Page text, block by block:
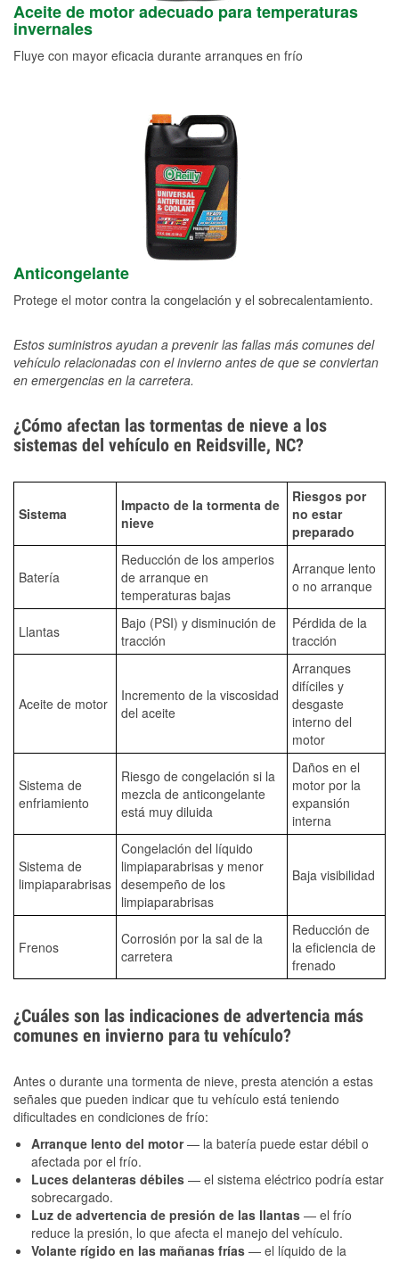
Aceite de motor adecuado para temperaturas
invernales
Fluye con mayor eficacia durante arranques en frío
Anticongelante
Protege el motor contra la congelación y el sobrecalentamiento.
Estos suministros ayudan a prevenir las fallas más comunes del
vehículo relacionadas con el invierno antes de que se conviertan
en emergencias en la carretera.
¿Cómo afectan las tormentas de nieve a los
sistemas del vehículo en Reidsville, NC?
Sistema
Impacto de la tormenta de
nieve
Riesgos por
no estar
preparado
Batería
Reducción de los amperios
de arranque en
temperaturas bajas
Arranque lento
o no arranque
Llantas
Bajo (PSI) y disminución de
tracción
Pérdida de la
tracción
Aceite de motor
Incremento de la viscosidad
del aceite
Arranques
difíciles y
desgaste
interno del
motor
Sistema de
enfriamiento
Riesgo de congelación si la
mezcla de anticongelante
está muy diluida
Daños en el
motor por la
expansión
interna
Sistema de
limpiaparabrisas
Congelación del líquido
limpiaparabrisas y menor
desempeño de los
limpiaparabrisas
Baja visibilidad
Frenos
Corrosión por la sal de la
carretera
Reducción de
la eficiencia de
frenado
¿Cuáles son las indicaciones de advertencia más
comunes en invierno para tu vehículo?
Antes o durante una tormenta de nieve, presta atención a estas
señales que pueden indicar que tu vehículo está teniendo
dificultades en condiciones de frío:
Arranque lento del motor— la batería puede estar débil o
afectada por el frío.
Luces delanteras débiles — el sistema eléctrico podría estar
sobrecargado.
Luz de advertencia de presión de las llantas — el frío
reduce la presión, lo que afecta el manejo del vehículo.
Volante rígido en las mañanas frías — el líquido de la